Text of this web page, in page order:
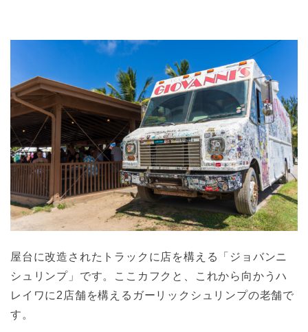
屋台に改造されたトラックに店を構える「ジョバンニ
シュリンプ」です。ここカフクと、これから向かうハ
レイワに2店舗を構えるガーリックシュリンプの老舗で
す。